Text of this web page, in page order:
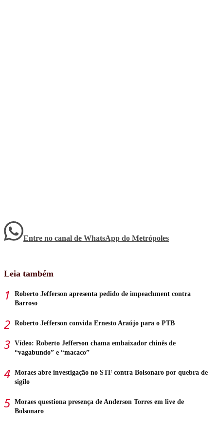
Entre no canal de WhatsApp do Metrópoles
Leia também
Roberto Jefferson apresenta pedido de impeachment contra
Barroso
Roberto Jefferson convida Ernesto Araújo para o PTB
Vídeo: Roberto Jefferson chama embaixador chinês de
“vagabundo” e “macaco”
Moraes abre investigação no STF contra Bolsonaro por quebra de
sigilo
Moraes questiona presença de Anderson Torres em live de
Bolsonaro